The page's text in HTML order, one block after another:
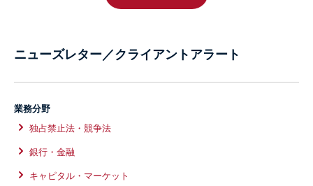
ニューズレター／クライアントアラート
業務分野
独占禁止法・競争法
銀行・金融
キャピタル・マーケット